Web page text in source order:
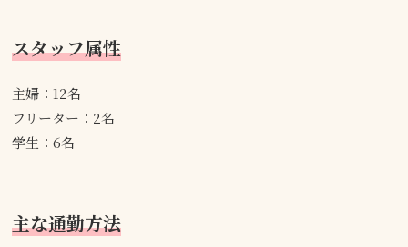
スタッフ属性
主婦：12名
フリーター：2名
学生：6名
主な通勤方法